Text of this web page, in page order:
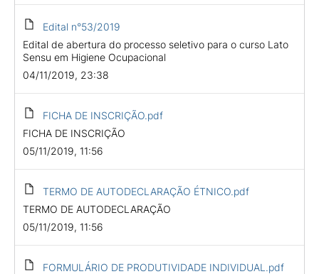
Edital n°53/2019
Edital de abertura do processo seletivo para o curso Lato
Sensu em Higiene Ocupacional
04/11/2019, 23:38
FICHA DE INSCRIÇÃO.pdf
FICHA DE INSCRIÇÃO
05/11/2019, 11:56
TERMO DE AUTODECLARAÇÃO ÉTNICO.pdf
TERMO DE AUTODECLARAÇÃO
05/11/2019, 11:56
FORMULÁRIO DE PRODUTIVIDADE INDIVIDUAL.pdf